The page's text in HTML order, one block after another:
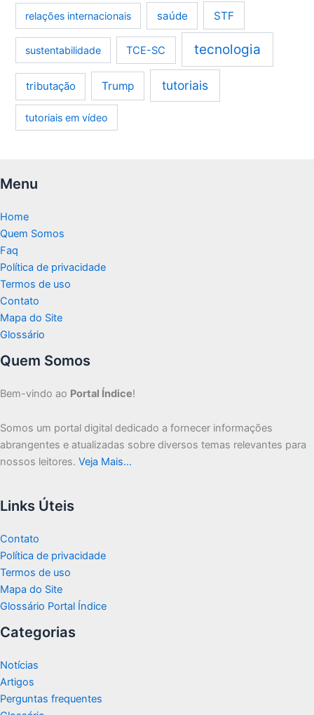
relações internacionais saúde STF
sustentabilidade TCE-SC tecnologia
tributação Trump tutoriais
tutoriais em vídeo
Menu
Home
Quem Somos
Faq
Política de privacidade
Termos de uso
Contato
Mapa do Site
Glossário
Quem Somos
Bem-vindo ao Portal Índice!
Somos um portal digital dedicado a fornecer informações
abrangentes e atualizadas sobre diversos temas relevantes para
nossos leitores. Veja Mais…
Links Úteis
Contato
Política de privacidade
Termos de uso
Mapa do Site
Glossário Portal Índice
Categorias
Notícias
Artigos
Perguntas frequentes